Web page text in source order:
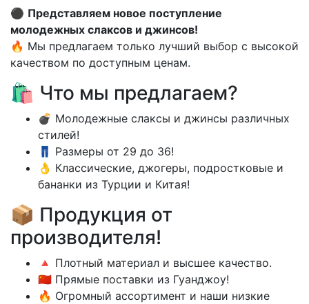
⚫️ Представляем новое поступление
молодежных слаксов и джинсов!
🔥 Мы предлагаем только лучший выбор с высокой
качеством по доступным ценам.
🛍 Что мы предлагаем?
💣 Молодежные слаксы и джинсы различных
стилей!
👖 Размеры от 29 до 36!
👌 Классические, джогеры, подростковые и
бананки из Турции и Китая!
📦 Продукция от
производителя!
🔺 Плотный материал и высшее качество.
🇨🇳 Прямые поставки из Гуанджоу!
🔥 Огромный ассортимент и наши низкие